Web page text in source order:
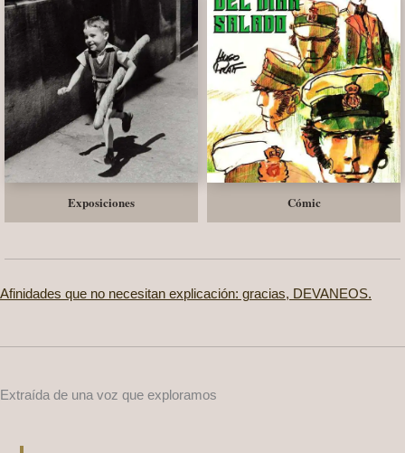
Exposiciones Cómic
Afinidades que no necesitan explicación: gracias, DEVANEOS.
Extraída de una voz que exploramos